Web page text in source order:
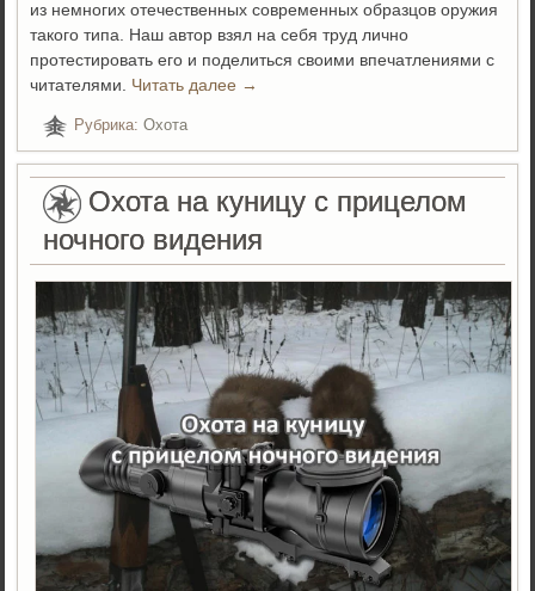
из немногих отечественных современных образцов оружия
такого типа. Наш автор взял на себя труд лично
протестировать его и поделиться своими впечатлениями с
читателями. Читать далее →
Рубрика: Охота
Охота на куницу с прицелом
ночного видения